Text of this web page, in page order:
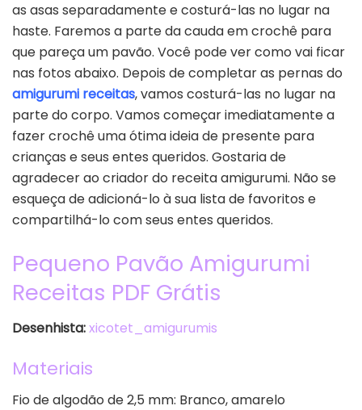
as asas separadamente e costurá-las no lugar na
haste. Faremos a parte da cauda em crochê para
que pareça um pavão. Você pode ver como vai ficar
nas fotos abaixo. Depois de completar as pernas do
amigurumi receitas, vamos costurá-las no lugar na
parte do corpo. Vamos começar imediatamente a
fazer crochê uma ótima ideia de presente para
crianças e seus entes queridos. Gostaria de
agradecer ao criador do receita amigurumi. Não se
esqueça de adicioná-lo à sua lista de favoritos e
compartilhá-lo com seus entes queridos.
Pequeno Pavão Amigurumi
Receitas PDF Grátis
Desenhista:xicotet_amigurumis
Materiais
Fio de algodão de 2,5 mm: Branco, amarelo